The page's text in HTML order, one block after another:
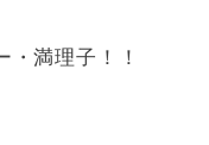
満理子！！